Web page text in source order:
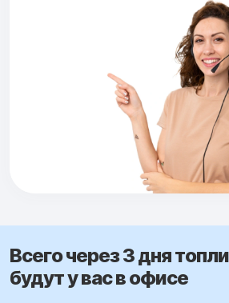
Всего через 3 дня
будут у вас в офисе